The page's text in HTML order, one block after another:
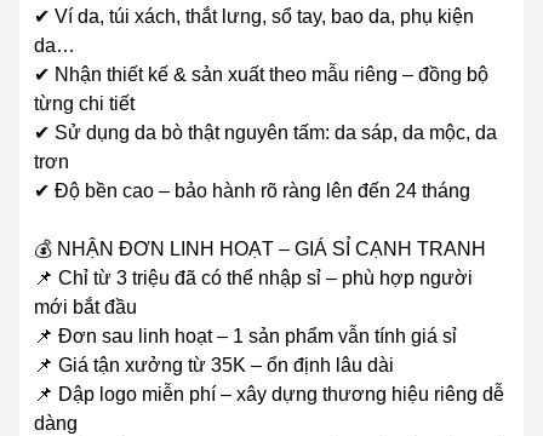
✔ Ví da, túi xách, thắt lưng, sổ tay, bao da, phụ kiện
da…
✔ Nhận thiết kế & sản xuất theo mẫu riêng – đồng bộ
từng chi tiết
✔ Sử dụng da bò thật nguyên tấm: da sáp, da mộc, da
trơn
✔ Độ bền cao – bảo hành rõ ràng lên đến 24 tháng
💰 NHẬN ĐƠN LINH HOẠT – GIÁ SỈ CẠNH TRANH
📌 Chỉ từ 3 triệu đã có thể nhập sỉ – phù hợp người
mới bắt đầu
📌 Đơn sau linh hoạt – 1 sản phẩm vẫn tính giá sỉ
📌 Giá tận xưởng từ 35K – ổn định lâu dài
📌 Dập logo miễn phí – xây dựng thương hiệu riêng dễ
dàng